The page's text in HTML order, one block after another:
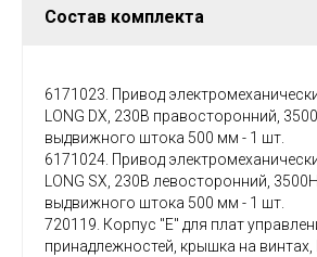
6171023. Привод
LONG DX, 230В правосторонний,
выдвижного штока 500 мм - 1 шт.
6171024. Привод
LONG SX, 230В левосторонний,
выдвижного штока 500 мм - 1 шт.
720119. Корпус "Е" для плат
принадлежностей, крышка на